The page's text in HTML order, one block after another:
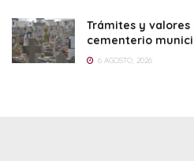
Trámites y
cementerio
6 AGOSTO, 2026